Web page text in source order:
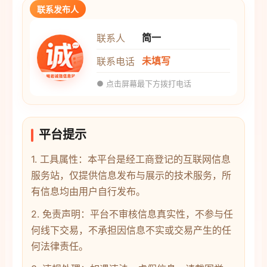
联系发布人
联系人
简一
联系电话 未填写
● 点击屏幕最下方拨打电话
平台提示
1. 工具属性：本平台是经工商登记的互联网信息
服务站，仅提供信息发布与展示的技术服务，所
有信息均由用户自行发布。
2. 免责声明：平台不审核信息真实性，不参与任
何线下交易，不承担因信息不实或交易产生的任
何法律责任。